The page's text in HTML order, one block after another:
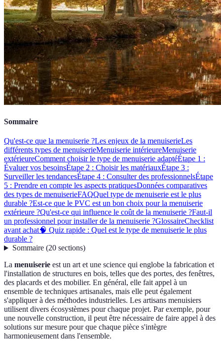
Sommaire
Qu'est-ce que la menuiserie ?Les enjeux de la menuiserieLes
différents types de menuiserieMenuiserie intérieureMenuiserie
extérieureComment choisir le type de menuiserie adaptéÉtape 1 :
Évaluer vos besoinsÉtape 2 : Choisir les matériauxÉtape 3 :
Surveiller les tendancesÉtape 4 : Consulter des professionnelsÉtape
5 : Prendre en compte les aspects pratiquesDonnées comparatives
des types de menuiserieFAQQuel type de menuiserie est le plus
durable ?Est-ce que le PVC est un bon choix pour la menuiserie
extérieure ?Qu'est-ce qui influence le coût de la menuiserie ?Faut-il
un professionnel pour installer de la menuiserie ?GlossaireChecklist
avant achat🧠 Quiz rapide : Quel est le type de menuiserie le plus
durable ?
Sommaire(20 sections)
La menuiserie est un art et une science qui englobe la fabrication et
l'installation de structures en bois, telles que des portes, des fenêtres,
des placards et des mobilier. En général, elle fait appel à un
ensemble de techniques artisanales, mais elle peut également
s'appliquer à des méthodes industrielles. Les artisans menuisiers
utilisent divers écosystèmes pour chaque projet. Par exemple, pour
une nouvelle construction, il peut être nécessaire de faire appel à des
solutions sur mesure pour que chaque pièce s'intègre
harmonieusement dans l'ensemble.